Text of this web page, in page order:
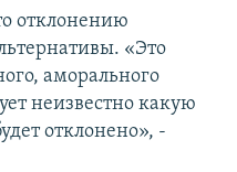
отклонению
«Это
аморального
неизвестно какую
отклонено», -